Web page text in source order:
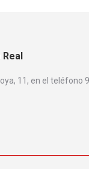
Real
11, en el